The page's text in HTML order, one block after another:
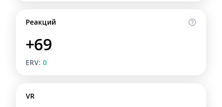
Реакций
+69
ERV: 0
VR